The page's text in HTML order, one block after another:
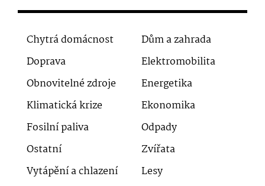
Chytrá domácnost
Dům a zahrada
Doprava
Elektromobilita
Obnovitelné zdroje
Energetika
Klimatická krize
Ekonomika
Fosilní paliva
Odpady
Ostatní
Zvířata
Vytápění a chlazení
Lesy